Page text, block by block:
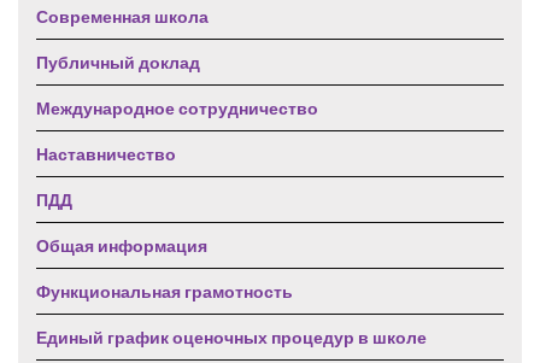
Современная школа
Публичный доклад
Международное сотрудничество
Наставничество
ПДД
Общая информация
Функциональная грамотность
Единый график оценочных процедур в школе